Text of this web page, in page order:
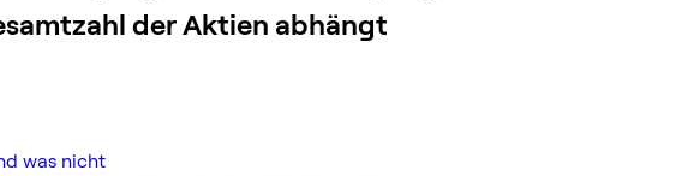
der Aktien abhängt
was nicht